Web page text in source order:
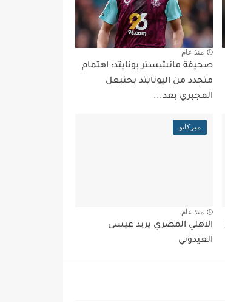
منذ عام
صحيفة مانشستر يونايتد: اهتمام
متجدد من اليونايتد بحنبعل
المجبري بعد...
ميركاتو
منذ عام
الاهلي المصري يريد عيسى
العيدوني